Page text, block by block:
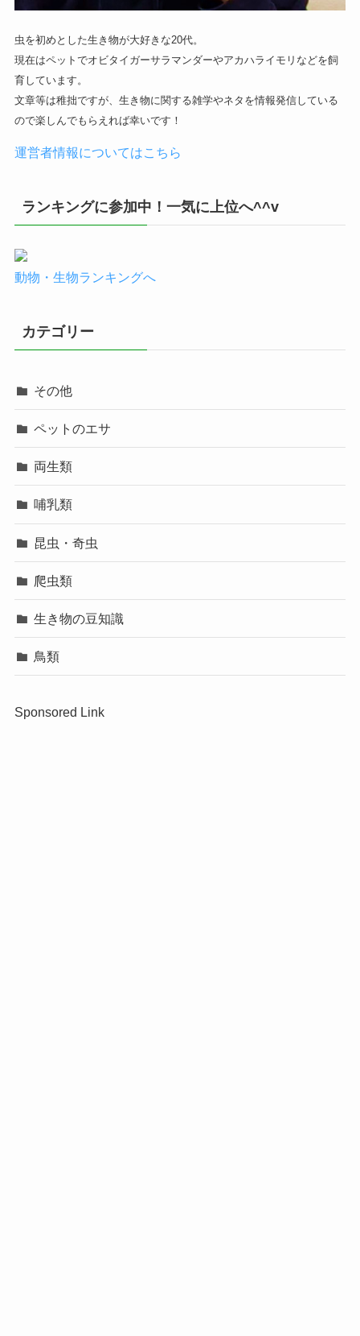
虫を初めとした生き物が大好きな20代。
現在はペットでオビタイガーサラマンダーやアカハライモリなどを飼
育しています。
文章等は稚拙ですが、生き物に関する雑学やネタを情報発信している
ので楽しんでもらえれば幸いです！
運営者情報についてはこちら
ランキングに参加中！一気に上位へ^^v
動物・生物ランキングへ
カテゴリー
その他
ペットのエサ
両生類
哺乳類
昆虫・奇虫
爬虫類
生き物の豆知識
鳥類
Sponsored Link